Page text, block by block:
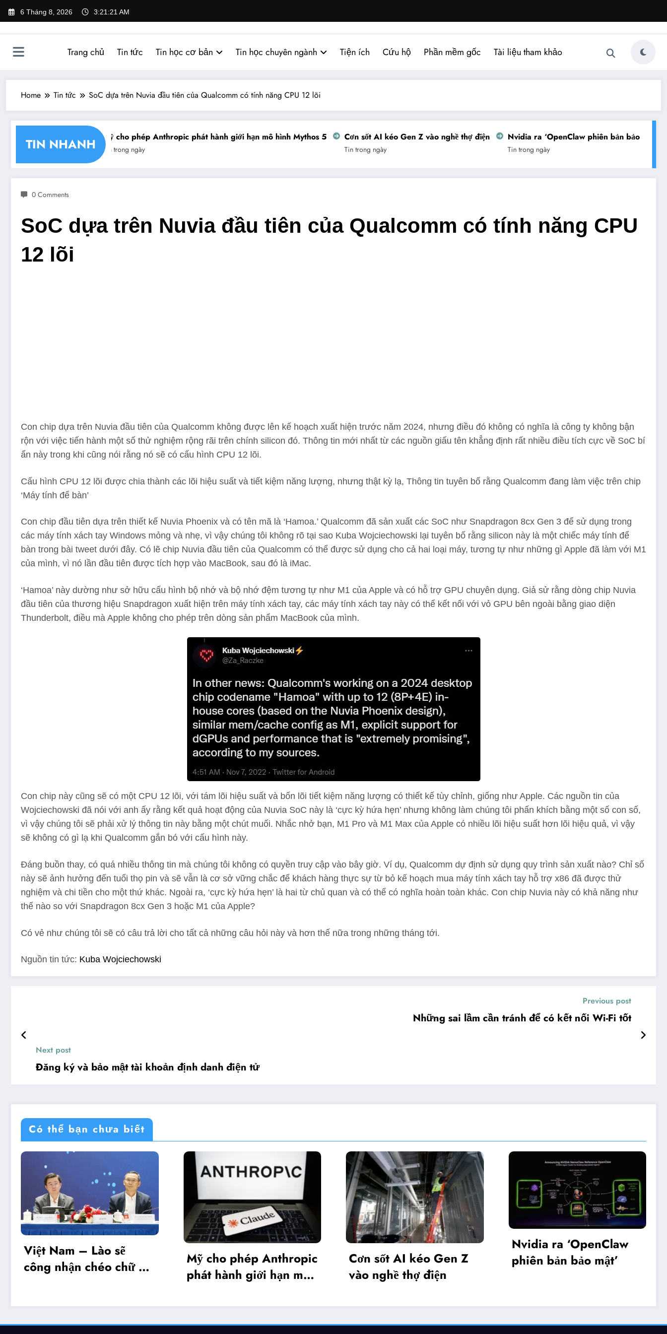
6 Tháng 8, 2026 3:21:21 AM
Trang chủ Tin tức Tin học cơ bản Tin học chuyên ngành Tiện ích Cứu hộ Phần mềm gốc Tài liệu tham khảo
Home Tin tức SoC dựa trên Nuvia đầu tiên của Qualcomm có tính năng CPU 12 lõi
TIN NHANH
chéo chữ ký số Mỹ cho phép Anthropic phát hành giới hạn mô hình Mythos 5
Tin trong ngày
Cơn sốt AI kéo Gen Z vào nghề thợ điện
Tin trong ngày
Nvidia ra ‘OpenClaw phiên bản bảo mật’
Tin trong ngày
0 Comments
SoC dựa trên Nuvia đầu tiên của Qualcomm có tính năng CPU
12 lõi
Con chip dựa trên Nuvia đầu tiên của Qualcomm không được lên kế hoạch xuất hiện trước năm 2024, nhưng điều đó không có nghĩa là công ty không bận
rộn với việc tiến hành một số thử nghiệm rộng rãi trên chính silicon đó. Thông tin mới nhất từ ​​các nguồn giấu tên khẳng định rất nhiều điều tích cực về SoC bí
ẩn này trong khi cũng nói rằng nó sẽ có cấu hình CPU 12 lõi.
Cấu hình CPU 12 lõi được chia thành các lõi hiệu suất và tiết kiệm năng lượng, nhưng thật kỳ lạ, Thông tin tuyên bố rằng Qualcomm đang làm việc trên chip
‘Máy tính để bàn’
Con chip đầu tiên dựa trên thiết kế Nuvia Phoenix và có tên mã là ‘Hamoa.’ Qualcomm đã sản xuất các SoC như Snapdragon 8cx Gen 3 để sử dụng trong
các máy tính xách tay Windows mỏng và nhẹ, vì vậy chúng tôi không rõ tại sao Kuba Wojciechowski lại tuyên bố rằng silicon này là một chiếc máy tính để
bàn trong bài tweet dưới đây. Có lẽ chip Nuvia đầu tiên của Qualcomm có thể được sử dụng cho cả hai loại máy, tương tự như những gì Apple đã làm với M1
của mình, vì nó lần đầu tiên được tích hợp vào MacBook, sau đó là iMac.
‘Hamoa’ này dường như sở hữu cấu hình bộ nhớ và bộ nhớ đệm tương tự như M1 của Apple và có hỗ trợ GPU chuyên dụng. Giả sử rằng dòng chip Nuvia
đầu tiên của thương hiệu Snapdragon xuất hiện trên máy tính xách tay, các máy tính xách tay này có thể kết nối với vỏ GPU bên ngoài bằng giao diện
Thunderbolt, điều mà Apple không cho phép trên dòng sản phẩm MacBook của mình.
Con chip này cũng sẽ có một CPU 12 lõi, với tám lõi hiệu suất và bốn lõi tiết kiệm năng lượng có thiết kế tùy chỉnh, giống như Apple. Các nguồn tin của
Wojciechowski đã nói với anh ấy rằng kết quả hoạt động của Nuvia SoC này là ‘cực kỳ hứa hẹn’ nhưng không làm chúng tôi phấn khích bằng một số con số,
vì vậy chúng tôi sẽ phải xử lý thông tin này bằng một chút muối. Nhắc nhở bạn, M1 Pro và M1 Max của Apple có nhiều lõi hiệu suất hơn lõi hiệu quả, vì vậy
sẽ không có gì lạ khi Qualcomm gắn bó với cấu hình này.
Đáng buồn thay, có quá nhiều thông tin mà chúng tôi không có quyền truy cập vào bây giờ. Ví dụ, Qualcomm dự định sử dụng quy trình sản xuất nào? Chỉ số
này sẽ ảnh hưởng đến tuổi thọ pin và sẽ vẫn là cơ sở vững chắc để khách hàng thực sự từ bỏ kế hoạch mua máy tính xách tay hỗ trợ x86 đã được thử
nghiệm và chi tiền cho một thứ khác. Ngoài ra, ‘cực kỳ hứa hẹn’ là hai từ chủ quan và có thể có nghĩa hoàn toàn khác. Con chip Nuvia này có khả năng như
thế nào so với Snapdragon 8cx Gen 3 hoặc M1 của Apple?
Có vẻ như chúng tôi sẽ có câu trả lời cho tất cả những câu hỏi này và hơn thế nữa trong những tháng tới.
Nguồn tin tức: Kuba Wojciechowski
Previous post
Những sai lầm cần tránh để có kết nối Wi-Fi tốt
Next post
Đăng ký và bảo mật tài khoản định danh điện tử
Có thể bạn chưa biết
chữ ký
Mỹ cho phép Anthropic
phát hành giới hạn mô
Cơn sốt AI kéo Gen Z
vào nghề thợ điện
Nvidia ra ‘OpenClaw
phiên bản bảo mật’
Khai mạc Diễn